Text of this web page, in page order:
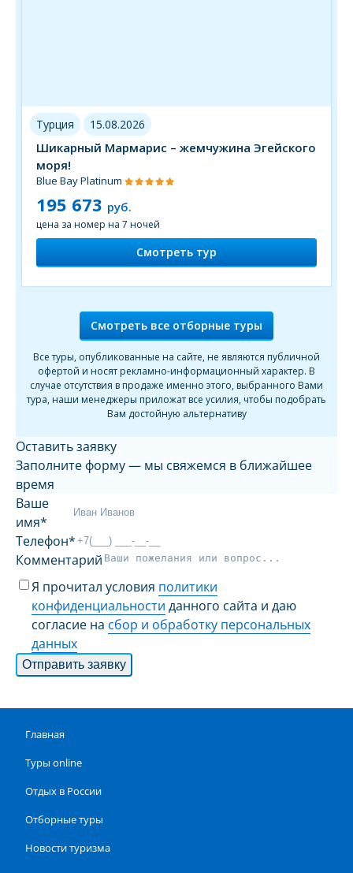
Турция 15.08.2026
Шикарный Мармарис – жемчужина Эгейского
моря!
Blue Bay Platinum
195 673 руб.
цена за номер на 7 ночей
Смотреть тур
Смотреть все отборные туры
Все туры, опубликованные на сайте, не являются публичной
офертой и носят рекламно-информационный характер. В
случае отсутствия в продаже именно этого, выбранного Вами
тура, наши менеджеры приложат все усилия, чтобы подобрать
Вам достойную альтернативу
Оставить заявку
Заполните форму — мы свяжемся в ближайшее
время
Ваше
имя*
Телефон*
Комментарий
Я прочитал условия политики
конфиденциальности данного сайта и даю
согласие на сбор и обработку персональных
данных
Отправить заявку
Главная
Туры online
Отдых в России
Отборные туры
Новости туризма